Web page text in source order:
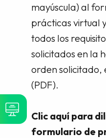
mayúscula) al
prácticas virtual
todos los
solicitados en la
orden solicitado,
(PDF).
Clic aquí para
formulario de